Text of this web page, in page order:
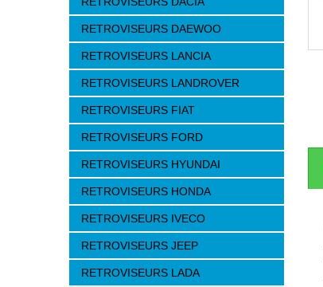
RETROVISEURS DAEWOO
RETROVISEURS LANCIA
RETROVISEURS LANDROVER
RETROVISEURS FIAT
RETROVISEURS FORD
RETROVISEURS HYUNDAI
RETROVISEURS HONDA
RETROVISEURS IVECO
RETROVISEURS JEEP
RETROVISEURS LADA